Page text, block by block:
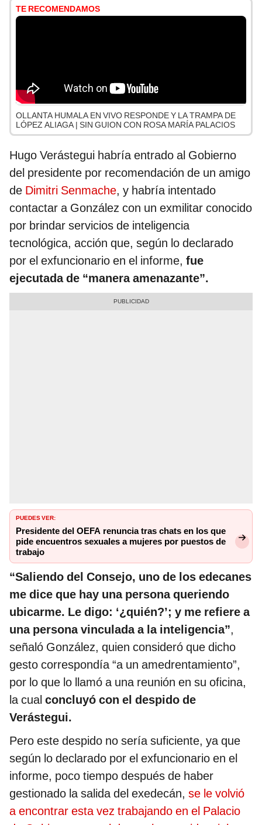
TE RECOMENDAMOS
OLLANTA HUMALA EN VIVO RESPONDE Y LA TRAMPA DE
LÓPEZ ALIAGA | SIN GUION CON ROSA MARÍA PALACIOS
Hugo Verástegui habría entrado al Gobierno
del presidente por recomendación de un amigo
de Dimitri Senmache, y habría intentado
contactar a González con un exmilitar conocido
por brindar servicios de inteligencia
tecnológica, acción que, según lo declarado
por el exfuncionario en el informe, fue
ejecutada de “manera amenazante”.
PUEDES VER:
Presidente del OEFA renuncia tras chats en los que
pide encuentros sexuales a mujeres por puestos de
trabajo
“Saliendo del Consejo, uno de los edecanes
me dice que hay una persona queriendo
ubicarme. Le digo: ‘¿quién?’; y me refiere a
una persona vinculada a la inteligencia”,
señaló González, quien consideró que dicho
gesto correspondía “a un amedrentamiento”,
por lo que lo llamó a una reunión en su oficina,
la cual concluyó con el despido de
Verástegui.
Pero este despido no sería suficiente, ya que
según lo declarado por el exfuncionario en el
informe, poco tiempo después de haber
gestionado la salida del exedecán, se le volvió
a encontrar esta vez trabajando en el Palacio